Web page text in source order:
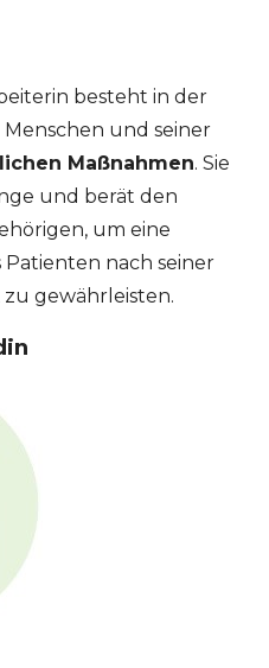
besteht in der
und seiner
Maßnahmen. Sie
und berät den
um eine
nach seiner
gewährleisten.